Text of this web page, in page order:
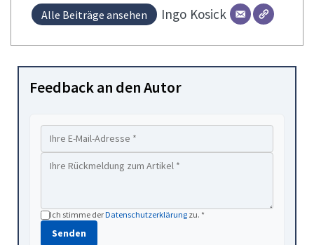
Alle Beiträge ansehen Ingo Kosick
Feedback an den Autor
Ich stimme derDatenschutzerklärung zu. *
Senden